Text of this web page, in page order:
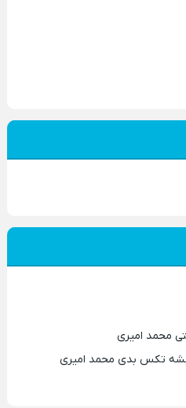
محمد امیری
تکس بدی محمد امیری